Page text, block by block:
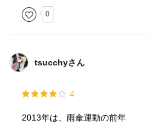
だから、全体として見たらクワ
”すこぶる技巧的（トリッキー
な、掛け値なしの傑作だ”（解説
控えめに言っても大満足でした。
0
tsucchyさん
4
2013年は、雨傘運動の前年